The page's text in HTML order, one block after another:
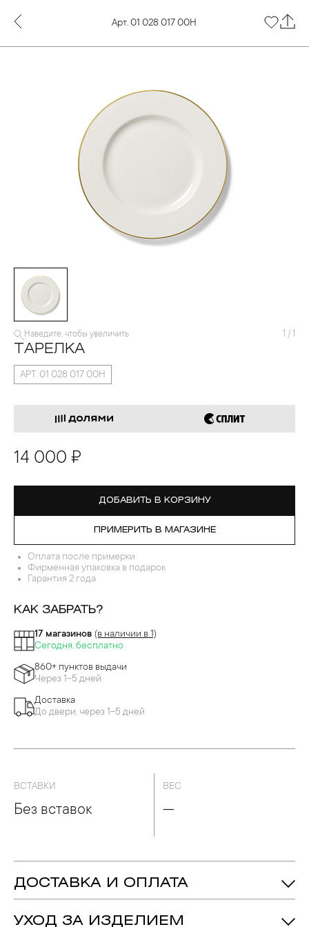
Арт. 01 028 017 00Н
Наведите, чтобы увеличить 1 / 1
ТАРЕЛКА
АРТ. 01 028 017 00Н
14 000 ₽
ДОБАВИТЬ В КОРЗИНУ
ПРИМЕРИТЬ В МАГАЗИНЕ
Оплата после примерки
Фирменная упаковка в подарок
Гарантия 2 года
КАК ЗАБРАТЬ?
17 магазинов (в наличии в 1)
Сегодня, бесплатно
860+ пунктов выдачи
Через 1-5 дней
Доставка
До двери, через 1-5 дней
ВСТАВКИ
Без вставок
ВЕС
—
ДОСТАВКА И ОПЛАТА
УХОД ЗА ИЗДЕЛИЕМ